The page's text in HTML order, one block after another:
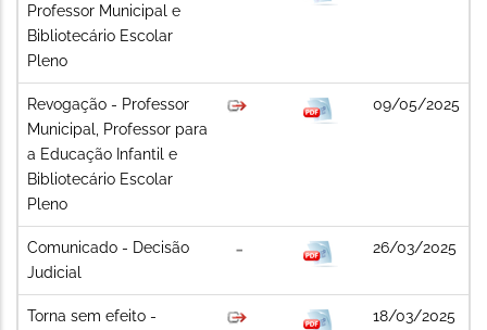
Professor Municipal e
Bibliotecário Escolar
Pleno
Revogação - Professor
Municipal, Professor para
a Educação Infantil e
Bibliotecário Escolar
Pleno
09/05/2025
Comunicado - Decisão
Judicial
26/03/2025
Torna sem efeito -
18/03/2025